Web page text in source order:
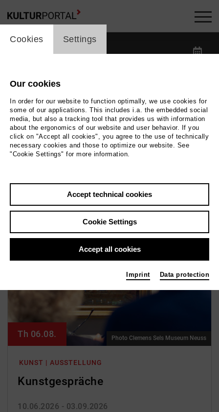
Kalender -
label_category
label_location
KUNST | AUSSTELLUNG
Kunst­gespräche
10.06.2026 - 03.09.2026
Th 06.08. Photo Clemens Sels Museum Neuss
cookie_layer
Cookies Settings
Our cookies
In order for our website to function optimally, we use cookies for
some of our applications. This includes i.a. the embedded social
media, but also a tracking tool that provides us with information
about the ergonomics of our website and user behavior. If you
click on "Accept all cookies", you agree to the use of technically
necessary cookies and those to optimize our website. See
"Cookie Settings" for more information.
Accept technical cookies
Cookie Settings
Accept all cookies
Imprint Data protection